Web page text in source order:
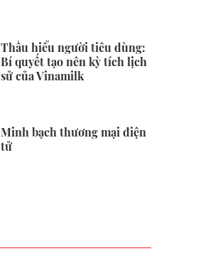
Thấu hiểu người tiêu dùng:
Bí quyết tạo nên kỳ tích lịch
sử của Vinamilk
Minh bạch thương mại điện
tử